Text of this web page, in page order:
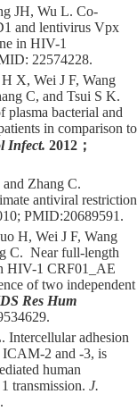
JH, Wu L. Co-
and lentivirus Vpx
in HIV-1
: 22574228.
X, Wei J F, Wang
C, and Tsui S K.
bacterial and
in comparison to
Infect. 2012；
Zhang C.
antiviral restriction
PMID:20689591.
H, Wei J F, Wang
C. Near full-length
HIV-1 CRF01_AE
of two independent
Res Hum
Intercellular adhesion
2 and -3, is
human
transmission. J.
.